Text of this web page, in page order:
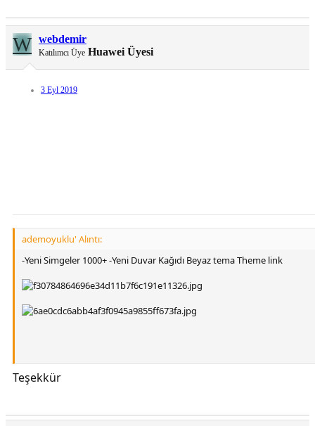
W webdemir
Katılımcı Üye Huawei Üyesi
3 Eyl 2019
ademoyuklu' Alıntı:
-Yeni Simgeler 1000+ -Yeni Duvar Kağıdı Beyaz tema Theme link
[Gizli içerik]
Teşekkür